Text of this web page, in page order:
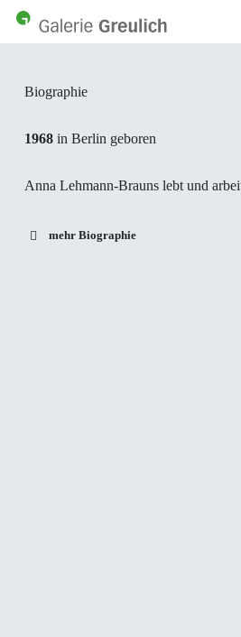
Skip
contentBiographie
1968in Berlin geboren
Anna Lehmann-Brauns lebt und
mehr Biographie